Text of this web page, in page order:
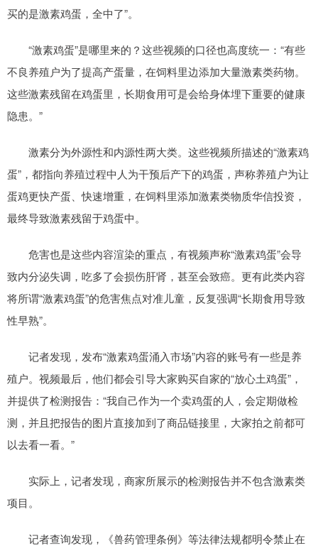
买的是激素鸡蛋，全中了”。
“激素鸡蛋”是哪里来的？这些视频的口径也高度统一：“有些
不良养殖户为了提高产蛋量，在饲料里边添加大量激素类药物。
这些激素残留在鸡蛋里，长期食用可是会给身体埋下重要的健康
隐患。”
激素分为外源性和内源性两大类。这些视频所描述的“激素鸡
蛋”，都指向养殖过程中人为干预后产下的鸡蛋，声称养殖户为让
蛋鸡更快产蛋、快速增重，在饲料里添加激素类物质华信投资，
最终导致激素残留于鸡蛋中。
危害也是这些内容渲染的重点，有视频声称“激素鸡蛋”会导
致内分泌失调，吃多了会损伤肝肾，甚至会致癌。更有此类内容
将所谓“激素鸡蛋”的危害焦点对准儿童，反复强调“长期食用导致
性早熟”。
记者发现，发布“激素鸡蛋涌入市场”内容的账号有一些是养
殖户。视频最后，他们都会引导大家购买自家的“放心土鸡蛋”，
并提供了检测报告：“我自己作为一个卖鸡蛋的人，会定期做检
测，并且把报告的图片直接加到了商品链接里，大家拍之前都可
以去看一看。”
实际上，记者发现，商家所展示的检测报告并不包含激素类
项目。
记者查询发现，《兽药管理条例》等法律法规都明令禁止在